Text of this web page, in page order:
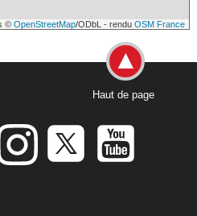
© OpenStreetMap/ODbL - rendu OSM France
Haut de page